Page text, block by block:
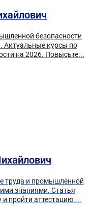
безопасности
Актуальные курсы по
на 2026. Повысьте...
труда и промышленной
знаниями. Статья
пройти аттестацию....